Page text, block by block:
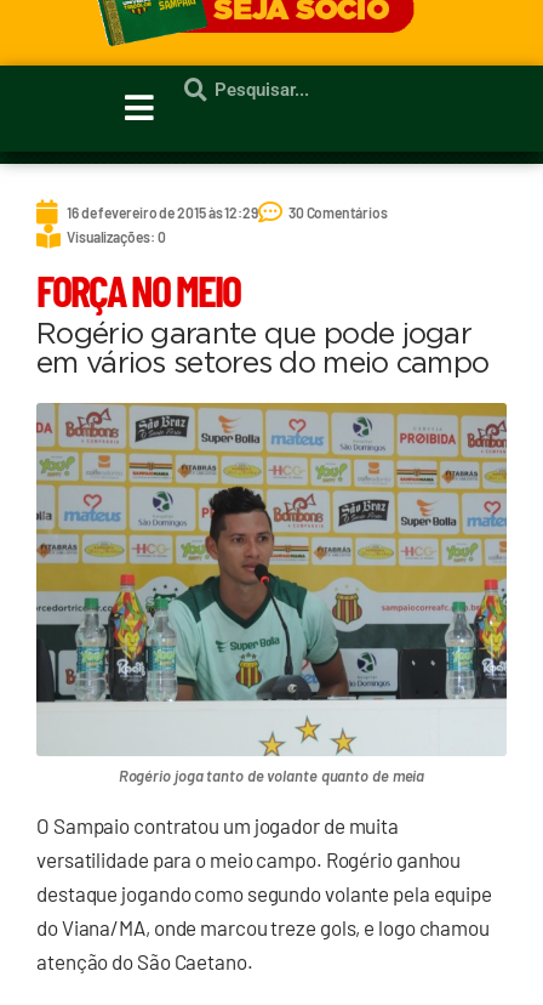
16 de fevereiro de 2015 às 12:29
30 Comentários
Visualizações: 0
FORÇA NO MEIO
Rogério garante que pode jogar
em vários setores do meio campo
Rogério joga tanto de volante quanto de meia
O Sampaio contratou um jogador de muita
versatilidade para o meio campo. Rogério ganhou
destaque jogando como segundo volante pela equipe
do Viana/MA, onde marcou treze gols, e logo chamou
atenção do São Caetano.